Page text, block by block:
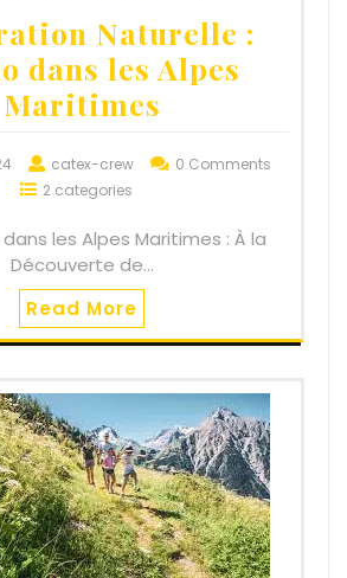
Naturelle :
dans les Alpes
Maritimes
catex-crew
0 Comments
2 categories
les Alpes Maritimes : À la
Découverte de…
Read More